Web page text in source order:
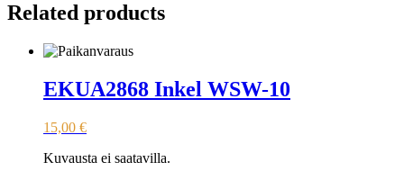
Related products
EKUA2868 Inkel WSW-10
15,00 €
Kuvausta ei saatavilla.